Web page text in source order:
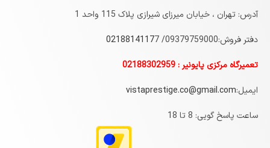
آدرس: تهران ، خیابان میرزای شیرازی پلاک 115 واحد 1
دفتر فروش:09379759000/
02188141177
تعمیرگاه مرکزی پایونیر : 02188302959
ایمیل:vistaprestige.co@gmail.com
ساعت پاسخ گویی: 8 تا 18